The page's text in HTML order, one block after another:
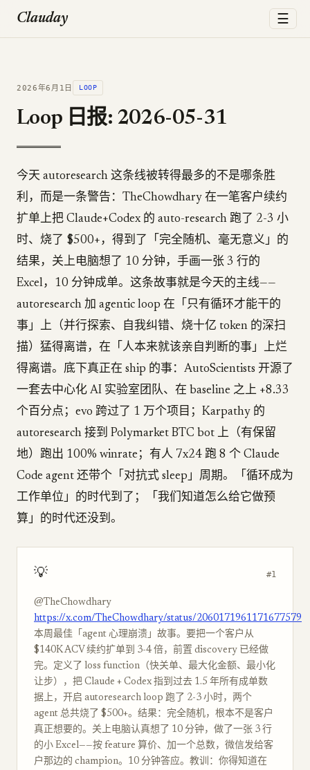
Clauday ☰
2026年6月1日 LOOP
Loop 日报: 2026-05-31
今天 autoresearch 这条线被转得最多的不是哪条胜
利，而是一条警告：TheChowdhary 在一笔客户续约
扩单上把 Claude+Codex 的 auto-research 跑了 2-3 小
时、烧了 $500+，得到了「完全随机、毫无意义」的
结果，关上电脑想了 10 分钟，手画一张 3 行的
Excel，10 分钟成单。这条故事就是今天的主线——
autoresearch 加 agentic loop 在「只有循环才能干的
事」上（并行探索、自我纠错、烧十亿 token 的深扫
描）猛得离谱，在「人本来就该亲自判断的事」上烂
得离谱。底下真正在 ship 的事：AutoScientists 开源了
一套去中心化 AI 实验室团队、在 baseline 之上 +8.33
个百分点；evo 跨过了 1 万个项目；Karpathy 的
autoresearch 接到 Polymarket BTC bot 上（有保留
地）跑出 100% winrate；有人 7x24 跑 8 个 Claude
Code agent 还带个「对抗式 sleep」周期。「循环成为
工作单位」的时代到了；「我们知道怎么给它做预
算」的时代还没到。
💡 #1
@TheChowdhary
https://x.com/TheChowdhary/status/2060171961171677579
本周最佳「agent 心理崩溃」故事。要把一个客户从
$140K ACV 续约扩单到 3-4 倍，前置 discovery 已经做
完。定义了 loss function（快关单、最大化金额、最小化
让步），把 Claude + Codex 指到过去 1.5 年所有成单数
据上，开启 autoresearch loop 跑了 2-3 小时，两个
agent 总共烧了 $500+。结果：完全随机，根本不是客户
真正想要的。关上电脑认真想了 10 分钟，做了一张 3 行
的小 Excel——按 feature 算价、加一个总数，微信发给客
户那边的 champion。10 分钟答应。教训：你得知道在